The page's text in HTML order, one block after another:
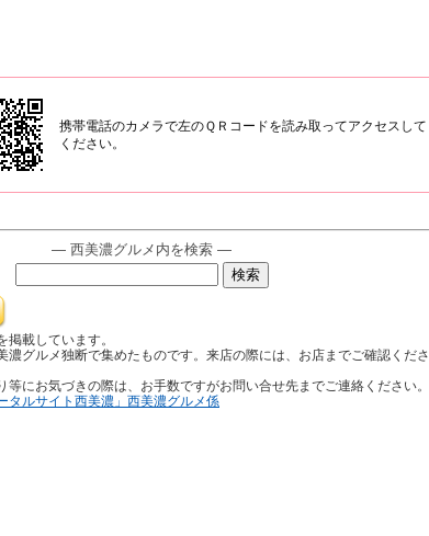
携帯電話のカメラで左のＱＲコードを読み取ってアクセスして
ください。
― 西美濃グルメ内を検索 ―
掲載しています。
濃グルメ独断で集めたものです。来店の際には、お店までご確認くださ
等にお気づきの際は、お手数ですがお問い合せ先までご連絡ください。
タルサイト西美濃」西美濃グルメ係